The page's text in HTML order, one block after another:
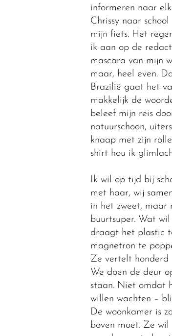
informeren naar
Chrissy naar
mijn fiets. Het
ik aan op de
mascara van mijn
maar, heel even.
Brazilië gaat het
makkelijk de
beleef mijn reis
natuurschoon,
knaap met zijn
shirt hou ik
Ik wil op tijd bij
met haar, wij
in het zweet, maar
buurtsuper. Wat
draagt het plastic
magnetron te
Ze vertelt honderd
We doen de deur
staan. Niet omdat
willen wachten –
De woonkamer is
boven moet. Ze